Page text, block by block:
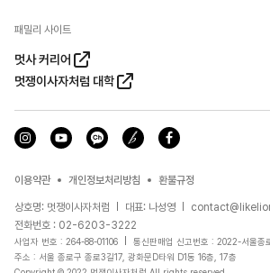
패밀리 사이트
멋사 커리어
멋쟁이사자처럼 대학
이용약관 개인정보처리방침 환불규정
상호명: 멋쟁이사자처럼 대표: 나성영
전화번호 : 02-6203-3222
사업자 번호 : 264-88-01106
통신판매업 신고번호 : 2022-서울종
주소 : 서울 종로구 종로3길17, 광화문D타워 D1동 16층, 17층